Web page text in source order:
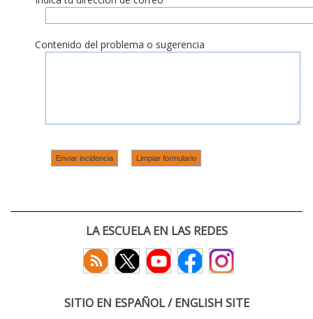
Contenido del problema o sugerencia
LA ESCUELA EN LAS REDES
SITIO EN ESPAÑOL / ENGLISH SITE